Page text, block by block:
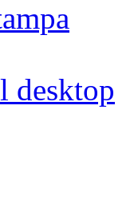
desktop